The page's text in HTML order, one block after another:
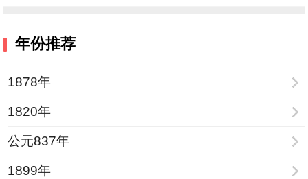
年份推荐
1878年
1820年
公元837年
1899年